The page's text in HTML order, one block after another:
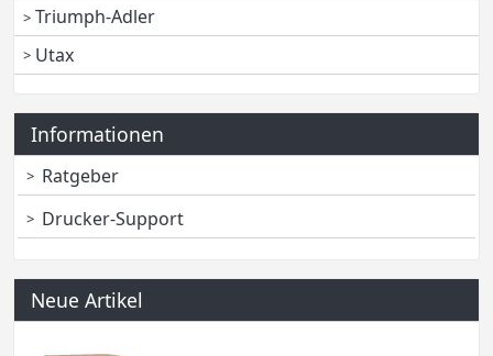
Triumph-Adler
Utax
Informationen
Ratgeber
Drucker-Support
Neue Artikel